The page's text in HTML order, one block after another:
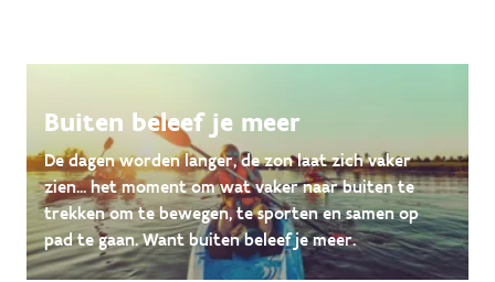
Buiten beleef je meer
De dagen worden langer, de zon laat zich vaker
zien... het moment om wat vaker naar buiten te
trekken om te bewegen, te sporten en samen op
pad te gaan. Want buiten beleef je meer.